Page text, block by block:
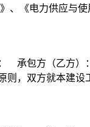
、《电力供应与
承包方（乙方）
则，双方就本建设